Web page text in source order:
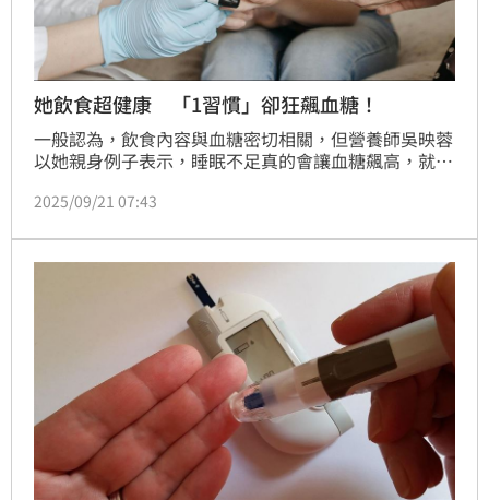
她飲食超健康 「1習慣」卻狂飆血糖！
一般認為，飲食內容與血糖密切相關，但營養師吳映蓉
以她親身例子表示，睡眠不足真的會讓血糖飆高，就算
不到6小時的人，就算飲食非常健康，糖尿病風險依然
尿病的風險會增加37%。
2025/09/21 07:43